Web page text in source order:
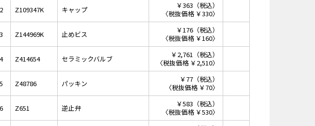
Z109347K キャップ
￥363（税込）
〈税抜価格 ￥330〉
Z144969K 止めビス
￥176（税込）
〈税抜価格 ￥160〉
Z414654 セラミックバルブ
￥2,761（税込）
〈税抜価格 ￥2,510〉
Z48786 パッキン
￥77（税込）
〈税抜価格 ￥70〉
Z651 逆止弁
￥583（税込）
〈税抜価格 ￥530〉